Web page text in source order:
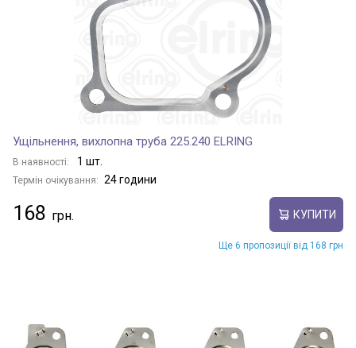
Ущільнення, вихлопна труба 225.240 ELRING
В наявності: 1 шт.
Термін очікування: 24 години
168 КУПИТИ
Ще 6 пропозиції від 168 грн